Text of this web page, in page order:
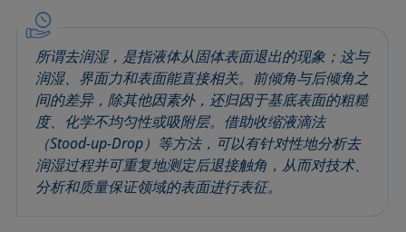
圆法
圆锥曲线法
受束座滴法
接触角
CMC和表面活性剂浓度
临界表面张力
去润湿
扩散系数
拉普拉斯压力
液体针头
莲花效应
弯月面法
吴氏法
Zisman法
胶束
微乳剂
粗糙度
座滴法
旋转滴张力仪
铺展
铺展系数
滴重计
静态接触角
静态表面张力
润湿剂
Wilhelmy板法
粘附功
内聚功
杨拉普拉斯拟合
杨氏方程
所谓去润湿，是指液体从固体表面退出的现象；这与
润湿、界面力和表面能直接相关。前倾角与后倾角之
间的差异，除其他因素外，还归因于基底表面的粗糙
度、化学不均匀性或吸附层。借助收缩液滴法
（Stood-up-Drop）等方法，可以有针对性地分析去
润湿过程并可重复地测定后退接触角，从而对技术、
分析和质量保证领域的表面进行表征。